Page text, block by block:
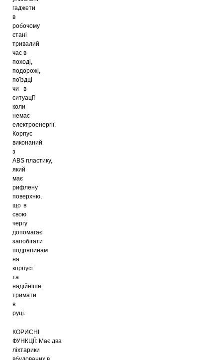
гаджети
в
робочому
стані
тривалий
час в
поході,
подорожі,
поїздці
чи в
ситуації
коли
немає
електроенергії.
Корпус
виконаний
з
АBS пластику,
який
має
рифлену
поверхню,
що в
свою
чергу
допомагає
запобігати
подряпинам
на
корпусі
та
надійніше
тримати
в
руці.
КОРИСНІ
ФУНКЦІЇ: Має два
ліхтарики